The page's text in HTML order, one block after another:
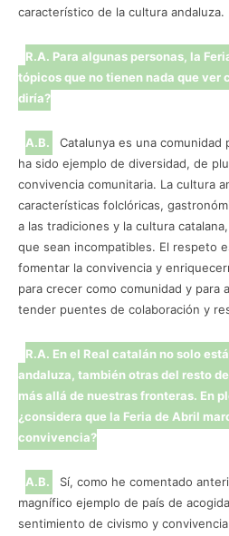
característico de la cultura andaluza.
R.A. Para algunas personas, la
tópicos que no tienen nada que ver
diría?
A.B.
Catalunya es una comunidad
ha sido ejemplo de diversidad, de
convivencia comunitaria. La cultura
características folclóricas,
a las tradiciones y la cultura
que sean incompatibles. El respeto
fomentar la convivencia y
para crecer como comunidad y para
tender puentes de colaboración y
R.A. En el Real catalán no solo
andaluza, también otras del resto
más allá de nuestras fronteras. En
¿considera que la Feria de Abril
convivencia?
A.B.
Sí, como he comentado
magnífico ejemplo de país de
sentimiento de civismo y